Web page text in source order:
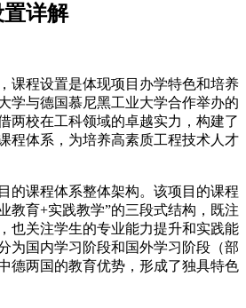
详解
课程设置是体现项目办学特色和培养
学与德国慕尼黑工业大学合作举办的
两校在工科领域的卓越实力，构建了
程体系，为培养高素质工程技术人才
的课程体系整体架构。该项目的课程
教育+实践教学”的三段式结构，既注
也关注学生的专业能力提升和实践能
为国内学习阶段和国外学习阶段（部
德两国的教育优势，形成了独具特色